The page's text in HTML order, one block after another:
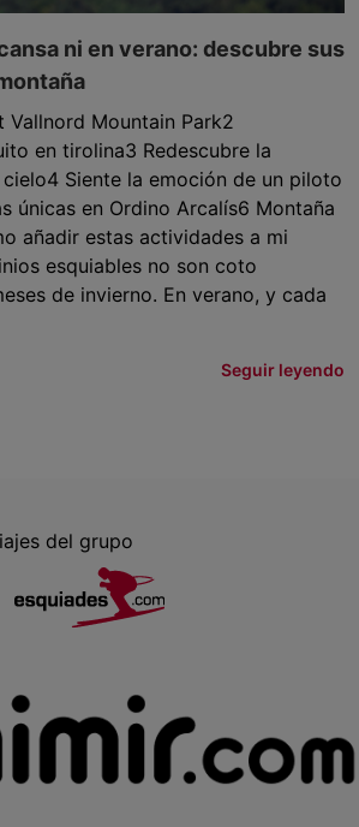
ni en verano: descubre sus
Vallnord Mountain Park2
en tirolina3 Redescubre la
Siente la emoción de un piloto
únicas en Ordino Arcalís6 Montaña
añadir estas actividades a mi
esquiables no son coto
de invierno. En verano, y cada
Seguir leyendo
del grupo